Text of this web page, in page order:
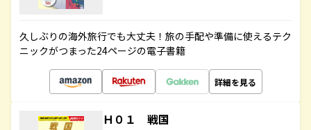
久しぶりの海外旅行でも大丈夫！旅の手配や準備に使えるテク
ニックがつまった24ページの電子書籍
詳細を見る
Ｈ０１ 戦国